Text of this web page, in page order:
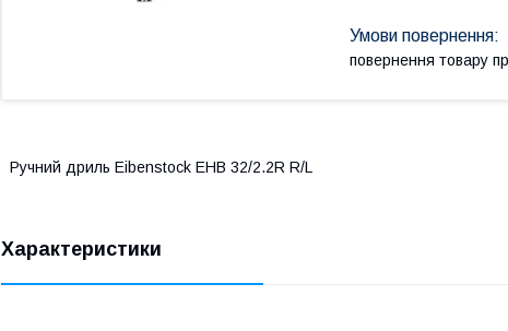
повернення товару
Ручний дриль Eibenstock EHB 32/2.2R R/L
Характеристики